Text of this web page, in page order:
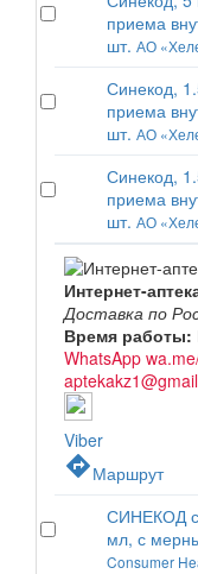
приема
шт. АО
Синекод,
приема
шт. АО
Синекод,
приема
шт. АО
Интернет-
Доставка по
Время работы:
WhatsApp
Viber
directionsМаршрут
СИНЕКОД
мл, с
Consumer